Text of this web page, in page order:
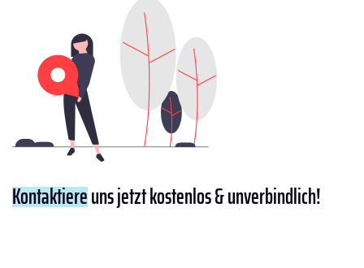
Kontaktiereuns jetzt kostenlos & unverbindlich!